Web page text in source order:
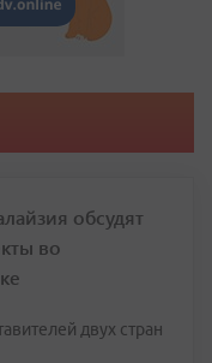
обсудят
во
двух стран